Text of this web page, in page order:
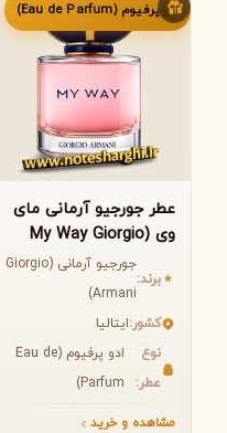
ادو پرفیوم (Eau de Parfum)
عطر جورجیو آرمانی مای
وی (My Way Giorgio
Armani)
برند:
جورجیو آرمانی (Giorgio
Armani)
کشور:ایتالیا
نوع
عطر:
ادو پرفیوم (Eau de
Parfum)
مشاهده و خرید